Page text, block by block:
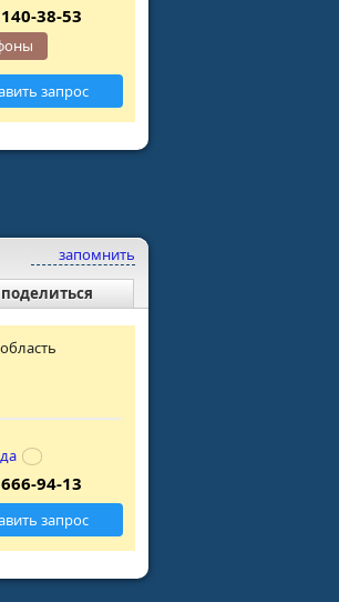
38-53
запрос
запомнить
поделиться
94-13
запрос